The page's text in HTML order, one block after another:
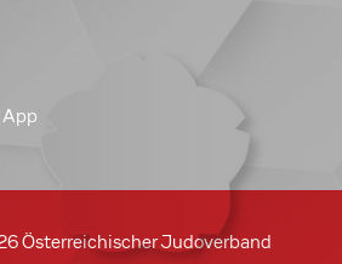
Österreichischer Judoverband